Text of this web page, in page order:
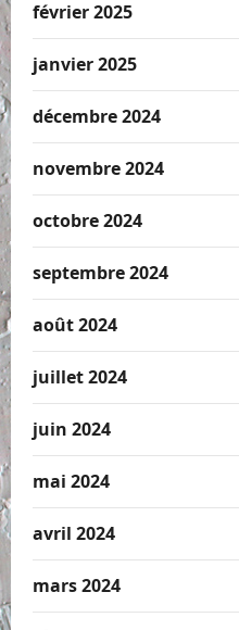
février 2025
janvier 2025
décembre 2024
novembre 2024
octobre 2024
septembre 2024
août 2024
juillet 2024
juin 2024
mai 2024
avril 2024
mars 2024